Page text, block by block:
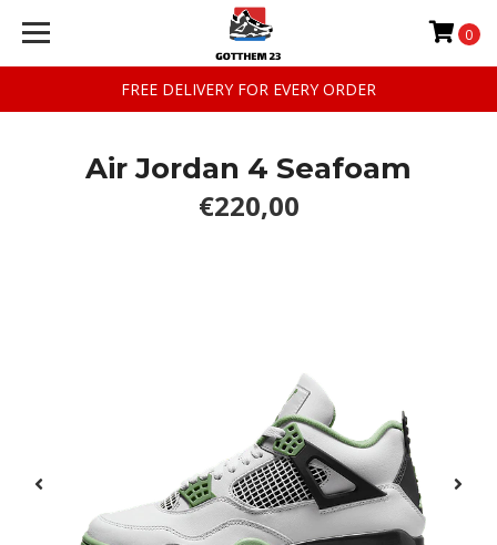
FREE DELIVERY FOR EVERY ORDER
0
Air Jordan 4 Seafoam
€220,00